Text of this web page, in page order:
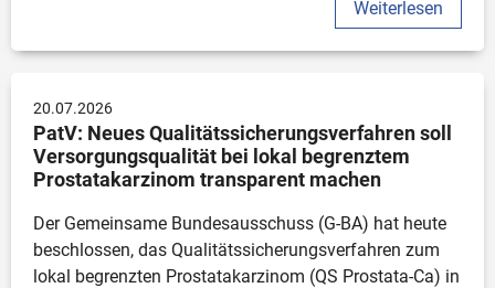
Weiterlesen
20.07.2026
PatV: Neues Qualitätssicherungsverfahren soll
Versorgungsqualität bei lokal begrenztem
Prostatakarzinom transparent machen
Der Gemeinsame Bundesausschuss (G-BA) hat heute
beschlossen, das Qualitätssicherungsverfahren zum
lokal begrenzten Prostatakarzinom (QS Prostata-Ca) in